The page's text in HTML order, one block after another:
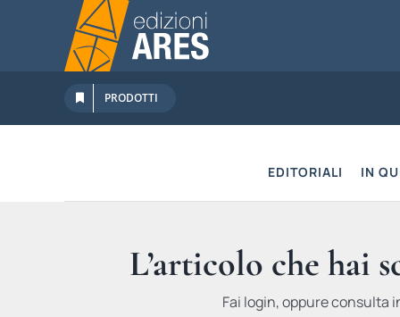
contenuto
PRODOTTI
EDITORIALI IN
L’articolo che hai
Fai login, oppure consulta